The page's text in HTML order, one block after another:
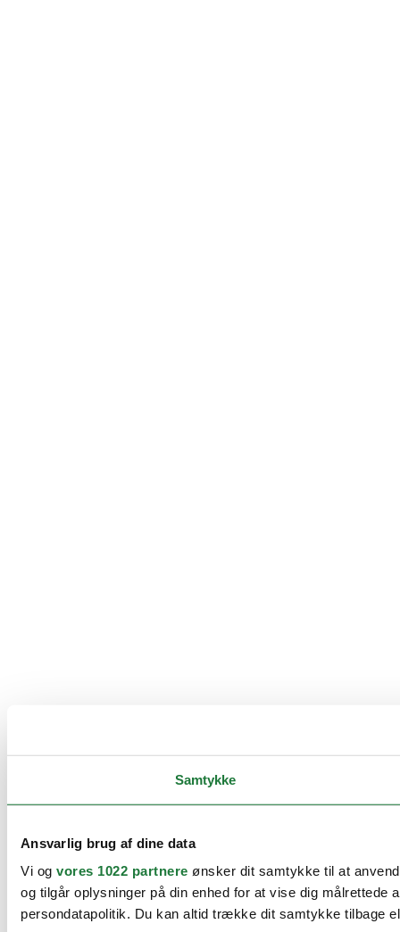
Samtykke
Ansvarlig brug af dine data
Vi og vores 1022 partnere ønsker dit samtykke til at
og tilgår oplysninger på din enhed for at vise dig
persondatapolitik. Du kan altid trække dit samtykke tilbage